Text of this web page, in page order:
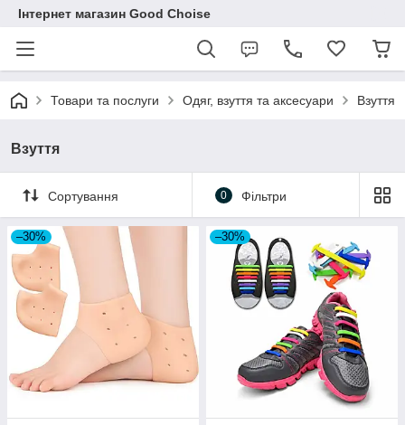
Інтернет магазин Good Choise
Товари та послуги Одяг, взуття та аксесуари Взуття
Взуття
Сортування 0 Фільтри
–30% –30%